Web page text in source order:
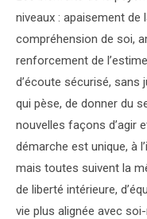
niveaux : apaisement
compréhension de soi,
renforcement de
d’écoute sécurisé, sans
qui pèse, de donner du
nouvelles façons d’agir
démarche est unique, à
mais toutes suivent la
de liberté intérieure,
vie plus alignée avec